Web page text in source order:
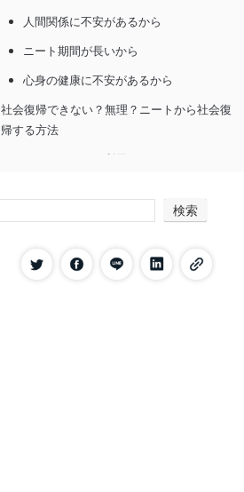
人間関係に不安があるから
ニート期間が長いから
心身の健康に不安があるから
社会復帰できない？無理？ニートから社会復
帰する方法
自分の強みを把握する
検索